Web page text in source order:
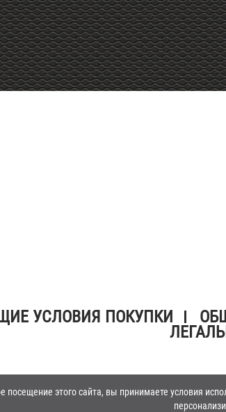
УСЛОВИЯ ПОКУПКИ
посещение этого сайта, вы принимаете условия